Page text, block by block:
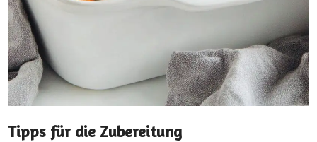
Tipps für die Zubereitung